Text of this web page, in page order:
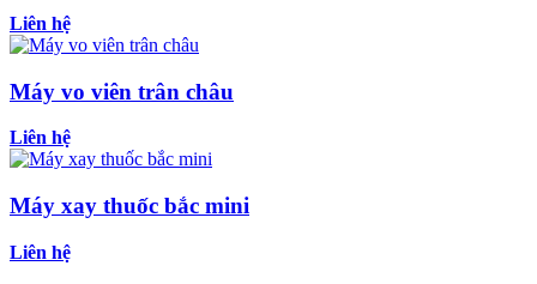
Liên hệ
Máy vo viên trân châu
Liên hệ
Máy xay thuốc bắc mini
Liên hệ